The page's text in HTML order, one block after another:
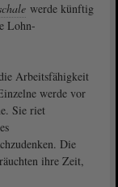
werde künftig
Lohn-
Arbeitsfähigkeit
werde vor
Sie riet
Die
ihre Zeit,